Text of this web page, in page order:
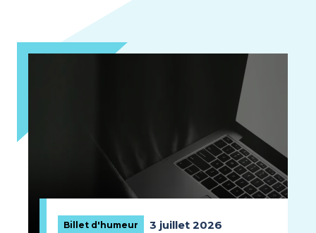
Billet d'humeur 3 juillet 2026